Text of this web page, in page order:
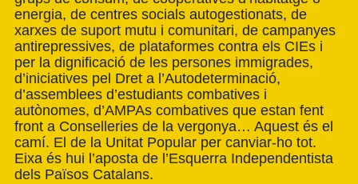
energia, de centres socials autogestionats, de
xarxes de suport mutu i comunitari, de campanyes
antirepressives, de plataformes contra els CIEs i
per la dignificació de les persones immigrades,
d’iniciatives pel Dret a l’Autodeterminació,
d’assemblees d’estudiants combatives i
autònomes, d’AMPAs combatives que estan fent
front a Conselleries de la vergonya… Aquest és el
camí. El de la Unitat Popular per canviar-ho tot.
Eixa és hui l’aposta de l’Esquerra Independentista
dels Països Catalans.